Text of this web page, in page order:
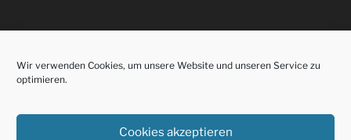
Wir verwenden Cookies, um unsere Website und unseren Service zu
optimieren.
Cookies akzeptieren
Suchen